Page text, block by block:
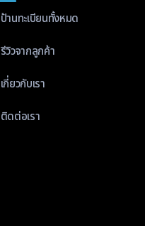
ป้านทะเบียนทั้งหมด
รีวิวจากลูกค้า
เกี่ยวกับเรา
ติดต่อเรา